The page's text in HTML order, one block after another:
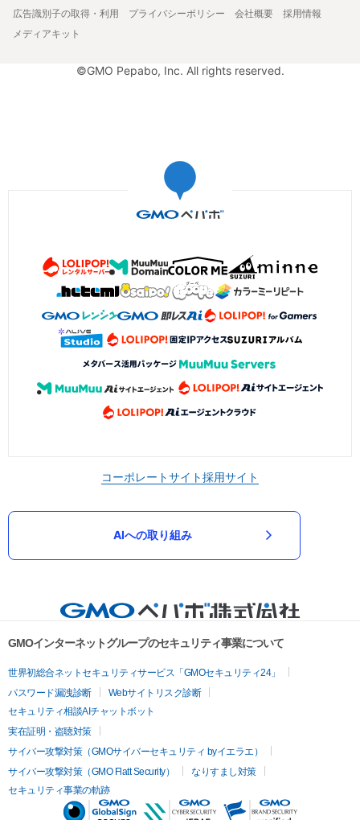
広告識別子の取得・利用
プライバシーポリシー 会社概要
採用情報
メディアキット
©GMO Pepabo, Inc. All rights reserved.
コーポレートサイト採用サイト
AIへの取り組み
GMOインターネットグループのセキュリティ事業について
世界初総合ネットセキュリティサービス「GMOセキュリティ24」
パスワード漏洩診断
Webサイトリスク診断
セキュリティ相談AIチャットボット
実在証明・盗聴対策
サイバー攻撃対策（GMOサイバーセキュリティ byイエラエ）
サイバー攻撃対策（GMO Flatt Security）
なりすまし対策
セキュリティ事業の軌跡